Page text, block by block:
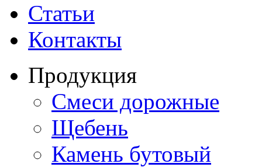
Статьи
Контакты
Продукция
Смеси дорожные
Щебень
Камень бутовый